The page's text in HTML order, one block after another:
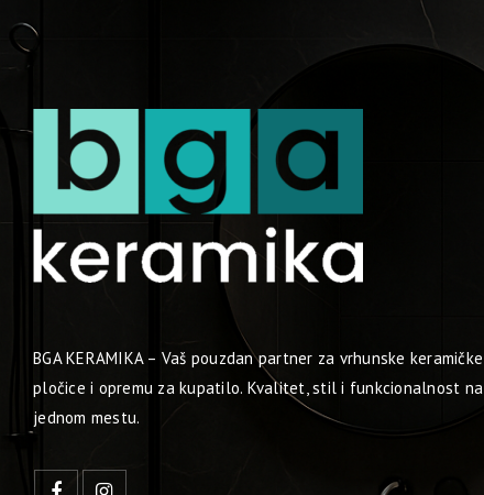
BGA KERAMIKA – Vaš pouzdan partner za vrhunske keramičke
pločice i opremu za kupatilo. Kvalitet, stil i funkcionalnost na
jednom mestu.